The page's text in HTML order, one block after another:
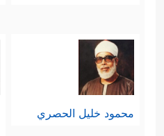
محمود خليل الحصري